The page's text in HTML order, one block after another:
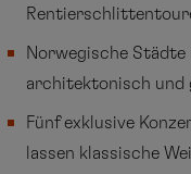
Norwegische Städte
architektonisch und
Fünf exklusive
lassen klassische